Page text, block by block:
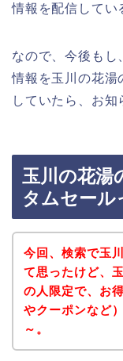
情報を配信してい
なので、今後もし
情報を玉川の花湯
していたら、お知
玉川の花湯
タムセール
今回、検索で玉
て思ったけど、
の人限定で、お
やクーポンなど
～。